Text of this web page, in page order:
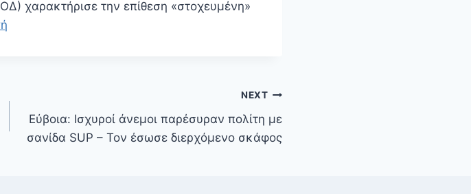
χαρακτήρισε την επίθεση «στοχευμένη»
NEXT
Εύβοια: Ισχυροί άνεμοι παρέσυραν πολίτη με
σανίδα SUP – Τον έσωσε διερχόμενο σκάφος